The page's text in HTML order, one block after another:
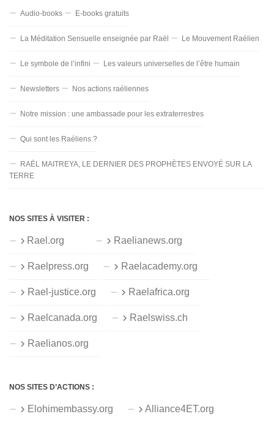
Audio-books E-books gratuits
La Méditation Sensuelle enseignée par Raël Le Mouvement Raélien
Le symbole de l’infini Les valeurs universelles de l’être humain
Newsletters Nos actions raéliennes
Notre mission : une ambassade pour les extraterrestres
Qui sont les Raéliens ?
RAËL MAITREYA, LE DERNIER DES PROPHÈTES ENVOYÉ SUR LA
TERRE
NOS SITES À VISITER :
Rael.org Raelianews.org
Raelpress.org Raelacademy.org
Rael-justice.org Raelafrica.org
Raelcanada.org Raelswiss.ch
Raelianos.org
NOS SITES D’ACTIONS :
Elohimembassy.org Alliance4ET.org